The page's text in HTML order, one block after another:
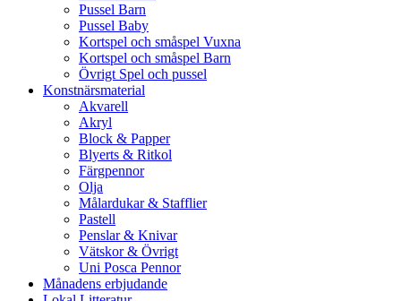
Pussel Barn
Pussel Baby
Kortspel och småspel Vuxna
Kortspel och småspel Barn
Övrigt Spel och pussel
Konstnärsmaterial
Akvarell
Akryl
Block & Papper
Blyerts & Ritkol
Färgpennor
Olja
Målardukar & Stafflier
Pastell
Penslar & Knivar
Vätskor & Övrigt
Uni Posca Pennor
Månadens erbjudande